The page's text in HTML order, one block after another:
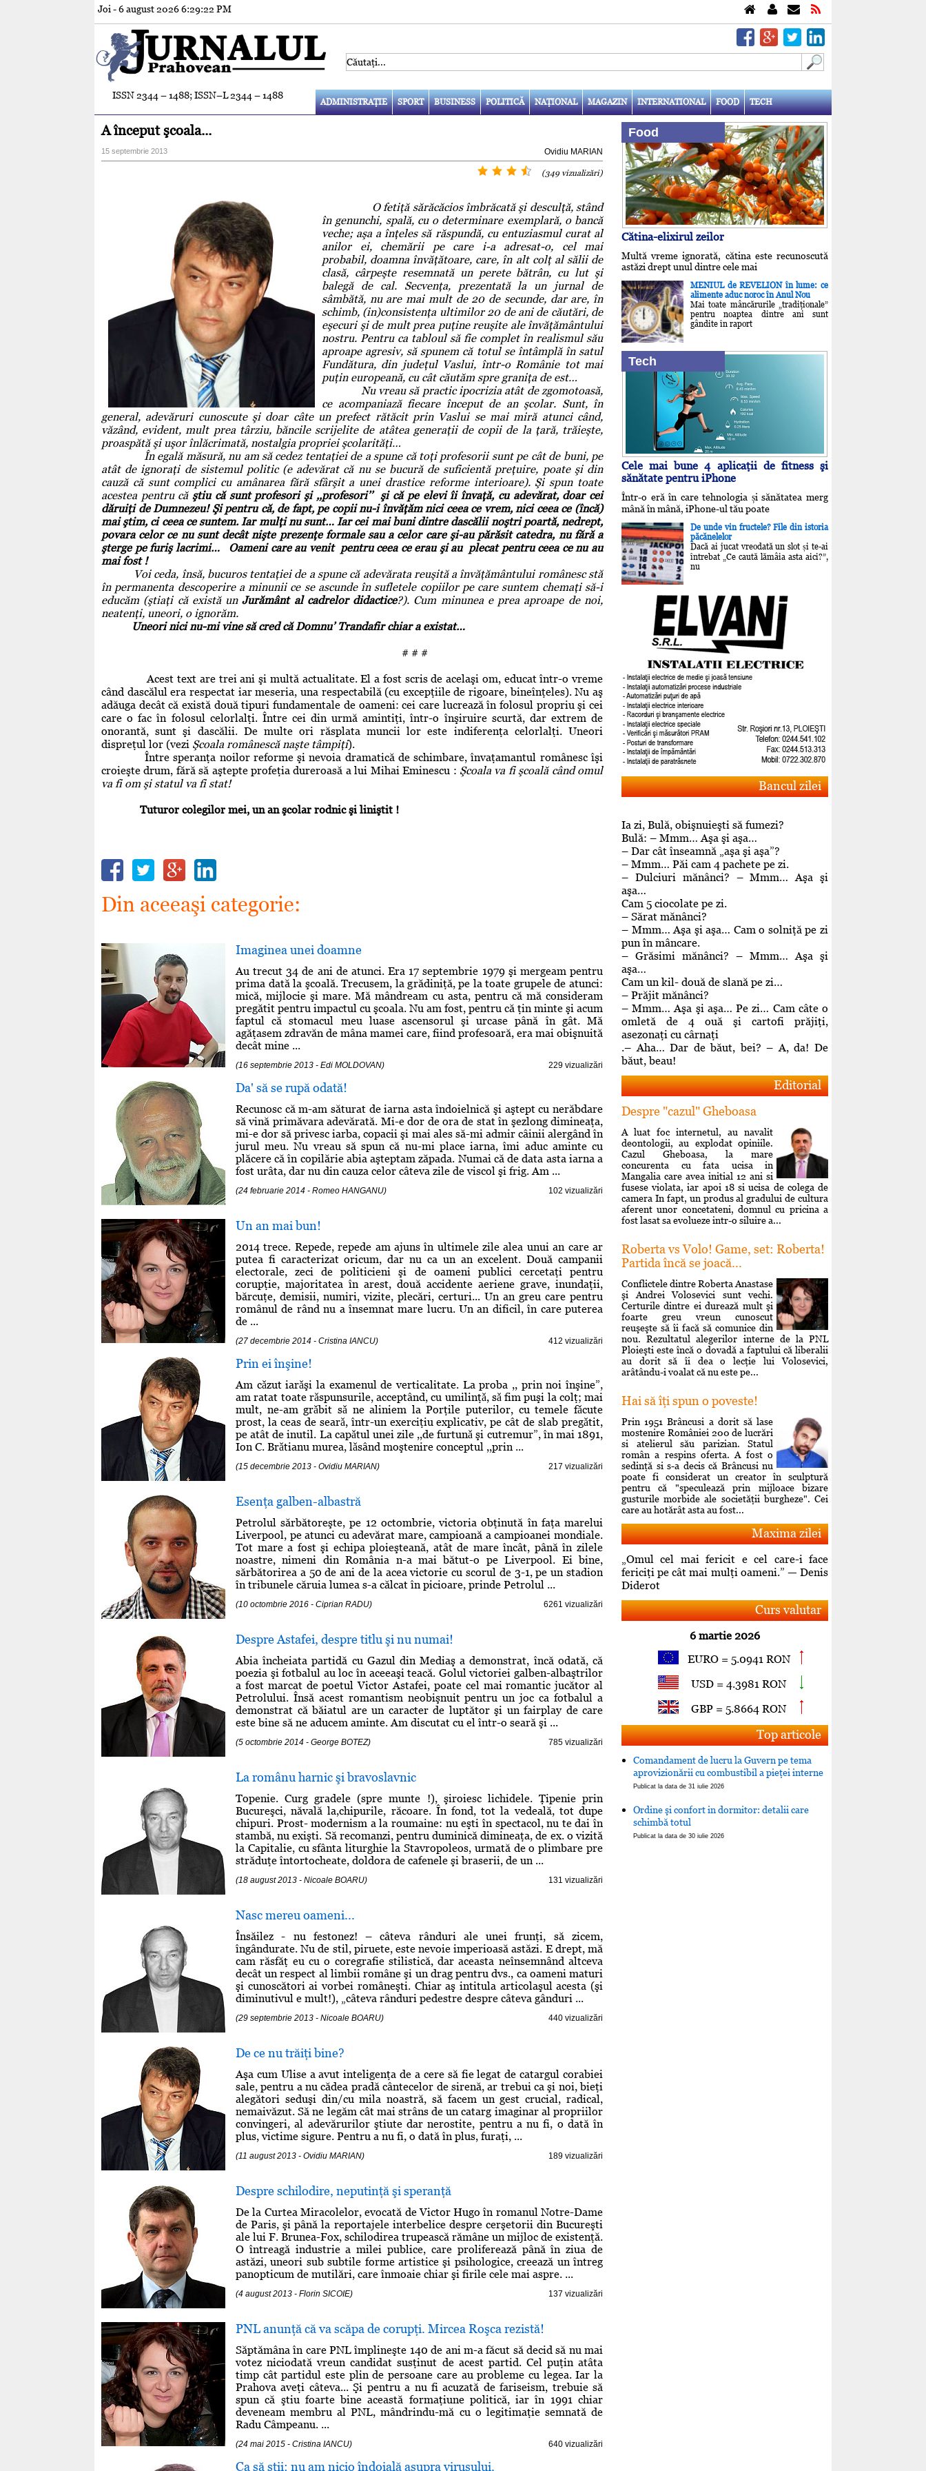
Joi - 6 august 20266:29:23 PM
ISSN 2344 – 1488; ISSN–L 2344 – 1488
ADMINISTRAŢIE SPORT BUSINESS POLITICĂ NAŢIONAL MAGAZIN INTERNATIONAL FOOD TECH
A început şcoala...
15 septembrie 2013 Ovidiu MARIAN
(349 vizualizări)
O fetiţă sărăcăcios îmbrăcată şi desculţă, stând
în genunchi, spală, cu o determinare exemplară, o bancă
veche; aşa a înţeles să răspundă, cu entuziasmul curat al
anilor ei, chemării pe care i-a adresat-o, cel mai
probabil, doamna învăţătoare, care, în alt colţ al sălii de
clasă, cârpeşte resemnată un perete bătrân, cu lut şi
balegă de cal. Secvenţa, prezentată la un jurnal de
sâmbătă, nu are mai mult de 20 de secunde, dar are, în
schimb, (in)consistenţa ultimilor 20 de ani de căutări, de
eşecuri şi de mult prea puţine reuşite ale învăţământului
nostru. Pentru ca tabloul să fie complet în realismul său
aproape agresiv, să spunem că totul se întâmplă în satul
Fundătura, din judeţul Vaslui, într-o Românie tot mai
puţin europeană, cu cât căutăm spre graniţa de est…
Nu vreau să practic ipocrizia atât de zgomotoasă,
ce acompaniază fiecare început de an şcolar. Sunt, în
general, adevăruri cunoscute şi doar câte un prefect rătăcit prin Vaslui se mai miră atunci când,
văzând, evident, mult prea târziu, băncile scrijelite de atâtea generaţii de copii de la ţară, trăieşte,
proaspătă şi uşor înlăcrimată, nostalgia propriei şcolarităţi…
În egală măsură, nu am să cedez tentaţiei de a spune că toţi profesorii sunt pe cât de buni, pe
atât de ignoraţi de sistemul politic (e adevărat că nu se bucură de suficientă preţuire, poate şi din
cauză că sunt complici cu amânarea fără sfârşit a unei drastice reforme interioare). Şi spun toate
acestea pentru căştiu că sunt profesori şi ,,profesori’’ şi că pe elevi îi învaţă, cu adevărat, doar cei
dăruiţi de Dumnezeu! Şi pentru că, de fapt, pe copii nu-i învăţăm nici ceea ce vrem, nici ceea ce (încă)
mai ştim, ci ceea ce suntem. Iar mulţi nu sunt… Iar cei mai buni dintre dascălii noştri poartă, nedrept,
povara celor ce nu sunt decât nişte prezenţe formale sau a celor care şi-au părăsit catedra, nu fără a
şterge pe furiş lacrimi…
Oameni care au venit pentru ceea ce erau şi au plecat pentru ceea ce nu au
mai fost !
Voi ceda, însă, bucuros tentaţiei de a spune că adevărata reuşită a învăţământului românesc stă
în permanenta descoperire a minunii ce se ascunde în sufletele copiilor pe care suntem chemaţi să-i
educăm (ştiaţi că există unJurământ al cadrelor didactice?). Cum minunea e prea aproape de noi,
neatenţi, uneori, o ignorăm.
Uneori nici nu-mi vine să cred că Domnu’ Trandafir chiar a existat…
# # #
Acest text are trei ani şi multă actualitate. El a fost scris de acelaşi om, educat într-o vreme
când dascălul era respectat iar meseria, una respectabilă (cu excepţiile de rigoare, bineînţeles). Nu aş
adăuga decât că există două tipuri fundamentale de oameni: cei care lucrează în folosul propriu şi cei
care o fac în folosul celorlalţi. Între cei din urmă amintiţi, într-o înşiruire scurtă, dar extrem de
onorantă, sunt şi dascălii. De multe ori răsplata muncii lor este indiferenţa celorlalţi. Uneori
dispreţul lor (vezi Şcoala românescă naşte tâmpiţi).
Între speranţa noilor reforme şi nevoia dramatică de schimbare, învaţamantul românesc îşi
croieşte drum, fără să aştepte profeţia dureroasă a lui Mihai Eminescu : Şcoala va fi şcoală când omul
va fi om şi statul va fi stat!
Tuturor colegilor mei, un an şcolar rodnic şi liniştit !
Din aceeaşi categorie:
Imaginea unei doamne
Au trecut 34 de ani de atunci. Era 17 septembrie 1979 şi mergeam pentru
prima dată la şcoală. Trecusem, la grădiniţă, pe la toate grupele de atunci:
mică, mijlocie şi mare. Mă mândream cu asta, pentru că mă consideram
pregătit pentru impactul cu şcoala. Nu am fost, pentru că ţin minte şi acum
faptul că stomacul meu luase ascensorul şi urcase până în gât. Mă
agăţasem zdravăn de mâna mamei care, fiind profesoară, era mai obişnuită
decât mine ...
(16 septembrie 2013 - Edi MOLDOVAN) 229 vizualizări
Da' să se rupă odată!
Recunosc că m-am săturat de iarna asta îndoielnică şi aştept cu nerăbdare
să vină primăvara adevărată. Mi-e dor de ora de stat în şezlong dimineaţa,
mi-e dor să privesc iarba, copacii şi mai ales să-mi admir câinii alergând în
jurul meu. Nu vreau să spun că nu-mi place iarna, îmi aduc aminte cu
plăcere că în copilărie abia aşteptam zăpada. Numai că de data asta iarna a
fost urâta, dar nu din cauza celor câteva zile de viscol şi frig. Am ...
(24 februarie 2014 - Romeo HANGANU) 102 vizualizări
Un an mai bun!
2014 trece. Repede, repede am ajuns în ultimele zile alea unui an care ar
putea fi caracterizat oricum, dar nu ca un an excelent. Două campanii
electorale, zeci de politicieni şi de oameni publici cercetaţi pentru
corupţie, majoritatea în arest, două accidente aeriene grave, inundaţii,
bărcuţe, demisii, numiri, vizite, plecări, certuri... Un an greu care pentru
românul de rând nu a însemnat mare lucru. Un an dificil, în care puterea
de ...
(27 decembrie 2014 - Cristina IANCU) 412 vizualizări
Prin ei înşine!
Am cǎzut iarǎşi la examenul de verticalitate. La proba ,, prin noi înşine”,
am ratat toate rǎspunsurile, acceptând, cu umilinţǎ, sǎ fim puşi la colţ; mai
mult, ne-am grǎbit sǎ ne aliniem la Porţile puterilor, cu temele fǎcute
prost, la ceas de searǎ, într-un exerciţiu explicativ, pe cât de slab pregǎtit,
pe atât de inutil. La capǎtul unei zile ,,de furtunǎ şi cutremur”, în mai 1891,
Ion C. Brǎtianu murea, lǎsând moştenire conceptul ,,prin ...
(15 decembrie 2013 - Ovidiu MARIAN) 217 vizualizări
Esenţa galben-albastră
Petrolul sărbătoreşte, pe 12 octombrie, victoria obţinută în faţa marelui
Liverpool, pe atunci cu adevărat mare, campioană a campioanei mondiale.
Tot mare a fost şi echipa ploieşteană, atât de mare încât, până în zilele
noastre, nimeni din România n-a mai bătut-o pe Liverpool. Ei bine,
sărbătorirea a 50 de ani de la acea victorie cu scorul de 3-1, pe un stadion
în tribunele căruia lumea s-a călcat în picioare, prinde Petrolul ...
(10 octombrie 2016 - Ciprian RADU) 6261 vizualizări
Despre Astafei, despre titlu şi nu numai!
Abia încheiata partidă cu Gazul din Mediaş a demonstrat, încă odată, că
poezia şi fotbalul au loc în aceeaşi teacă. Golul victoriei galben-albaştrilor
a fost marcat de poetul Victor Astafei, poate cel mai romantic jucător al
Petrolului. Însă acest romantism neobişnuit pentru un joc ca fotbalul a
demonstrat că băiatul are un caracter de luptător şi un fairplay de care
este bine să ne aducem aminte. Am discutat cu el într-o seară şi ...
(5 octombrie 2014 - George BOTEZ) 785 vizualizări
La românu harnic şi bravoslavnic
Topenie. Curg gradele (spre munte !), şiroiesc lichidele. Ţipenie prin
Bucureşci, năvală la,chipurile, răcoare. În fond, tot la vedeală, tot dupe
chipuri. Prost- modernism a la roumaine: nu eşti în spectacol, nu te dai în
stambă, nu exişti. Să recomanzi, pentru duminică dimineaţa, de ex. o vizită
la Capitalie, cu sfânta liturghie la Stavropoleos, urmată de o plimbare pre
străduţe întortocheate, doldora de cafenele şi braserii, de un ...
(18 august 2013 - Nicoale BOARU) 131 vizualizări
Nasc mereu oameni...
Însăilez - nu festonez! – câteva rânduri ale unei frunţi, să zicem,
îngândurate. Nu de stil, piruete, este nevoie imperioasă astăzi. E drept, mă
cam răsfăţ eu cu o coregrafie stilistică, dar aceasta neînsemnând altceva
decât un respect al limbii române şi un drag pentru dvs., ca oameni maturi
şi cunoscători ai vorbei româneşti. Chiar aş intitula articolaşul acesta (şi
diminutivul e mult!), „câteva rânduri pedestre despre câteva gânduri ...
(29 septembrie 2013 - Nicoale BOARU) 440 vizualizări
De ce nu trăiţi bine?
Aşa cum Ulise a avut inteligenţa de a cere să fie legat de catargul corabiei
sale, pentru a nu cădea pradă cântecelor de sirenă, ar trebui ca şi noi, bieţi
alegători seduşi din/cu mila noastră, să facem un gest crucial, radical,
nemaivăzut. Să ne legăm cât mai strâns de un catarg imaginar al propriilor
convingeri, al adevărurilor ştiute dar nerostite, pentru a nu fi, o dată în
plus, victime sigure. Pentru a nu fi, o dată în plus, furaţi, ...
(11 august 2013 - Ovidiu MARIAN) 189 vizualizări
Despre schilodire, neputinţă şi speranţă
De la Curtea Miracolelor, evocată de Victor Hugo în romanul Notre-Dame
de Paris, şi până la reportajele interbelice despre cerşetorii din Bucureşti
ale lui F. Brunea-Fox, schilodirea trupească rămâne un mijloc de existenţă.
O întreagă industrie a milei publice, care proliferează până în ziua de
astăzi, uneori sub subtile forme artistice şi psihologice, creează un întreg
panopticum de mutilări, care înmoaie chiar şi firile cele mai aspre. ...
(4 august 2013 - Florin SICOIE) 137 vizualizări
PNL anunţă că va scăpa de corupţi. Mircea Roşca rezistă!
Săptămâna în care PNL împlineşte 140 de ani m-a făcut să decid să nu mai
votez niciodată vreun candidat susţinut de acest partid. Cel puţin atâta
timp cât partidul este plin de persoane care au probleme cu legea. Iar la
Prahova aveţi câteva... Şi pentru a nu fi acuzată de fariseism, trebuie să
spun că ştiu foarte bine această formaţiune politică, iar în 1991 chiar
deveneam membru al PNL, mândrindu-mă cu o legitimaţie semnată de
Radu Câmpeanu. ...
(24 mai 2015 - Cristina IANCU) 640 vizualizări
Ca să stii: nu am nicio îndoială asupra virusului.
Food
Cătina-elixirul zeilor
Multă vreme ignorată, cătina este recunoscută
astăzi drept unul dintre cele mai
MENIUL de REVELION în lume: ce
alimente aduc noroc în Anul Nou
Mai toate mâncărurile „tradiţionale”
pentru noaptea dintre ani sunt
gândite în raport
Tech
Cele mai bune 4 aplicaţii de fitness şi
sănătate pentru iPhone
Într-o eră în care tehnologia și sănătatea merg
mână în mână, iPhone-ul tău poate
De unde vin fructele? File din istoria
păcănelelor
Dacă ai jucat vreodată un slot și te-ai
întrebat „Ce caută lămâia asta aici?”,
nu
Bancul zilei
Ia zi, Bulă, obişnuieşti să fumezi?
Bulă: – Mmm… Aşa şi aşa…
– Dar cât înseamnă „aşa şi aşa”?
– Mmm… Păi cam 4 pachete pe zi.
– Dulciuri mănânci? – Mmm… Aşa şi
aşa…
Cam 5 ciocolate pe zi.
– Sărat mănânci?
– Mmm… Aşa şi aşa… Cam o solniţă pe zi
pun în mâncare.
– Grăsimi mănânci? – Mmm… Aşa şi
aşa…
Cam un kil- două de slană pe zi…
– Prăjit mănânci?
– Mmm… Aşa şi aşa… Pe zi… Cam câte o
omletă de 4 ouă şi cartofi prăjiţi,
asezonaţi cu cârnaţi
.– Aha… Dar de băut, bei? – A, da! De
băut, beau!
Editorial
Despre "cazul" Gheboasa
A luat foc internetul, au navalit
deontologii, au explodat opiniile.
Cazul Gheboasa, la mare
concurenta cu fata ucisa in
Mangalia care avea initial 12 ani si
fusese violata, iar apoi 18 si ucisa de colega de
camera In fapt, un produs al gradului de cultura
aferent unor concetateni, domnul cu pricina a
fost lasat sa evolueze intr-o siluire a...
Roberta vs Volo! Game, set: Roberta!
Partida încă se joacă...
Conflictele dintre Roberta Anastase
şi Andrei Volosevici sunt vechi.
Certurile dintre ei durează mult şi
foarte greu vreun cunoscut
reuşeşte să îi facă să comunice din
nou. Rezultatul alegerilor interne de la PNL
Ploieşti este încă o dovadă a faptului că liberalii
au dorit să îi dea o lecţie lui Volosevici,
arâtându-i voalat că nu este pe...
Hai să îţi spun o poveste!
Prin 1951 Brâncusi a dorit să lase
mostenire României 200 de lucrări
si atelierul său parizian. Statul
român a respins oferta. A fost o
sedinţă si s-a decis că Brâncusi nu
poate fi considerat un creator în sculptură
pentru că "speculează prin mijloace bizare
gusturile morbide ale societăţii burgheze". Cei
care au hotărât asta au fost...
Maxima zilei
„Omul cel mai fericit e cel care-i face
fericiţi pe cât mai mulţi oameni.” — Denis
Diderot
Curs valutar
6 martie 2026
EURO = 5.0941 RON
USD = 4.3981 RON
GBP = 5.8664 RON
Top articole
Comandament de lucru la Guvern pe tema
aprovizionării cu combustibil a pieţei interne
Publicat la data de 31 iulie 2026
Ordine şi confort in dormitor: detalii care
schimbă totul
Publicat la data de 30 iulie 2026